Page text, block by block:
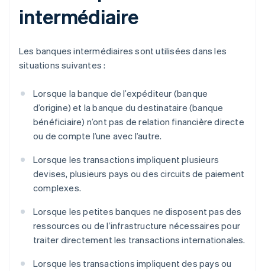
intermédiaire
Les banques intermédiaires sont utilisées dans les
situations suivantes :
Lorsque la banque de l’expéditeur (banque
d’origine) et la banque du destinataire (banque
bénéficiaire) n’ont pas de relation financière directe
ou de compte l’une avec l’autre.
Lorsque les transactions impliquent plusieurs
devises, plusieurs pays ou des circuits de paiement
complexes.
Lorsque les petites banques ne disposent pas des
ressources ou de l’infrastructure nécessaires pour
traiter directement les transactions internationales.
Lorsque les transactions impliquent des pays ou